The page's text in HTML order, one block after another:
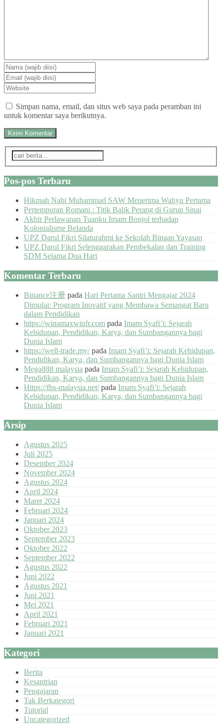
Simpan nama, email, dan situs web saya pada peramban ini
untuk komentar saya berikutnya.
Pos-pos Terbaru
Hikmah Nabi Muhammad SAW Menerima Wahyu Pertama
Pertempuran Romani : Titik Balik Perang di Gurun Sinai
Akhir Perlawanan Tuanku Imam Bonjol terhadap
Kolonialisme Belanda
UPZ Darul Fikri Silaturahmi ke Sekolah Binaan Yayasan
UPZ Darul Fikri Selenggarakan Pembekalan dan Training
SDM Selama Dua Hari
Komentar Terbaru
Binance注册 pada Hari Pertama Santri Mengajar 2024
Dimulai: Program Inovatif yang Membawa Semangat Baru
dalam Pendidikan
https://winamaxwinfr.com pada Imam Syafi’i: Sejarah
Kehidupan, Pendidikan, Karya, dan Sumbangannya bagi
Dunia Islam
https://well-trade.my/pada Imam Syafi’i: Sejarah Kehidupan,
Pendidikan, Karya, dan Sumbangannya bagi Dunia Islam
Mega888 malaysia pada Imam Syafi’i: Sejarah Kehidupan,
Pendidikan, Karya, dan Sumbangannya bagi Dunia Islam
Https://fbs-malaysia.net/pada Imam Syafi’i: Sejarah
Kehidupan, Pendidikan, Karya, dan Sumbangannya bagi
Dunia Islam
Arsip
Agustus 2025
Juli 2025
Desember 2024
November 2024
Agustus 2024
April 2024
Maret 2024
Februari 2024
Januari 2024
Oktober 2023
September 2023
Oktober 2022
September 2022
Agustus 2022
Juni 2022
Agustus 2021
Juni 2021
Mei 2021
April 2021
Februari 2021
Januari 2021
Kategori
Berita
Kesantrian
Pengajaran
Tak Berkategori
Tutorial
Uncategorized